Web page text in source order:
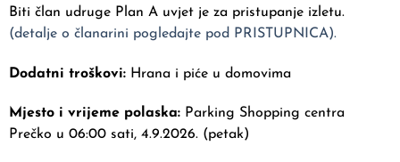
Biti član udruge Plan A uvjet je za pristupanje izletu.
(detalje o članarini pogledajte pod PRISTUPNICA).
Dodatni troškovi: Hrana i piće u domovima
Mjesto i vrijeme polaska: Parking Shopping centra
Prečko u 06:00 sati, 4.9.2026. (petak)